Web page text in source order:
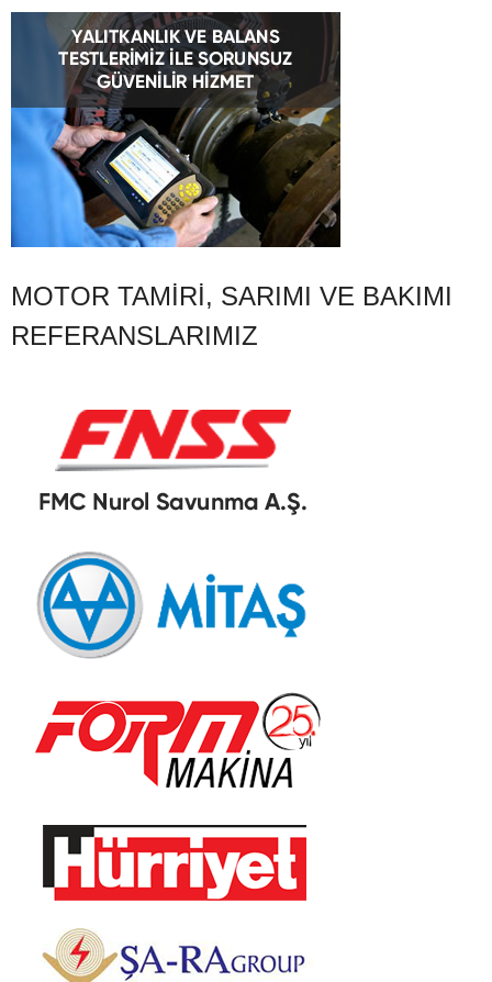
MOTOR TAMIRI, SARIMI VE BAKIMI
REFERANSLARIMIZ